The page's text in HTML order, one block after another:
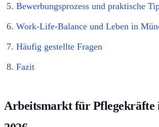
Bewerbungsprozess und praktische
Work-Life-Balance und Leben in
Häufig gestellte Fragen
Fazit
Arbeitsmarkt für Pflegekräfte